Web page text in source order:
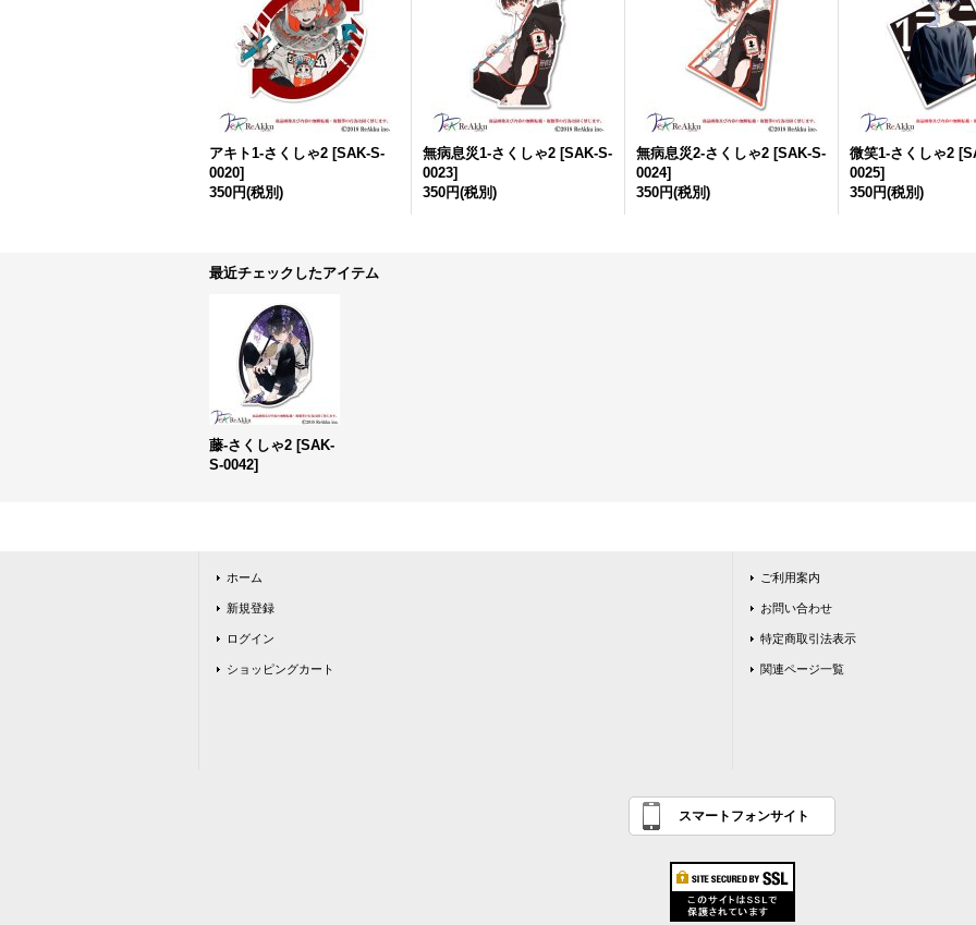
アキト1-さくしゃ2 [SAK-S-
0020]
350円(税別)
無病息災1-さくしゃ2 [SAK-S-
0023]
350円(税別)
無病息災2-さくしゃ2 [SAK-S-
0024]
350円(税別)
微笑1-さくしゃ2 [
0025]
350円(税別)
最近チェックしたアイテム
藤-さくしゃ2 [SAK-
S-0042]
ホーム
新規登録
ログイン
ショッピングカート
ご利用案内
お問い合わせ
特定商取引法表示
関連ページ一覧
スマートフォンサイト